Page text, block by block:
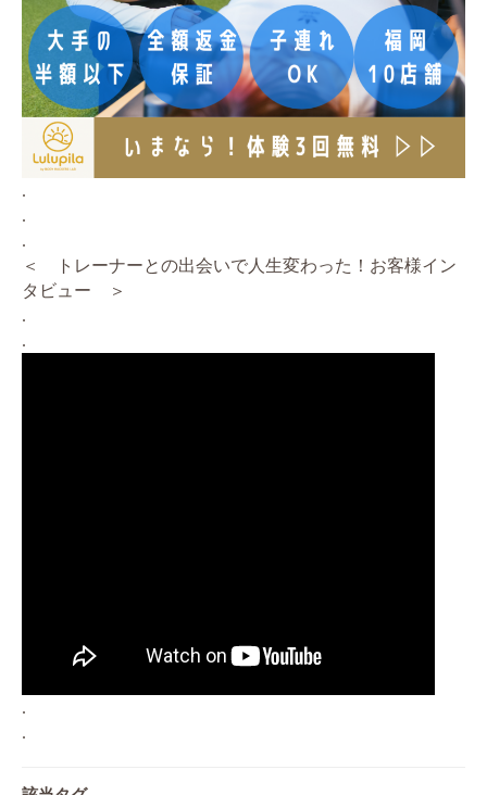
.
.
.
＜ トレーナーとの出会いで人生変わった！お客様イン
タビュー ＞
.
.
.
.